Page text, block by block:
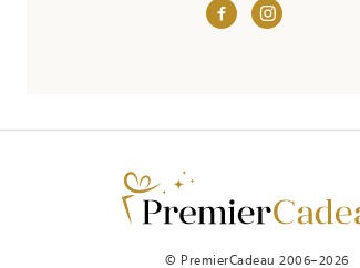
© PremierCadeau 2006–2026